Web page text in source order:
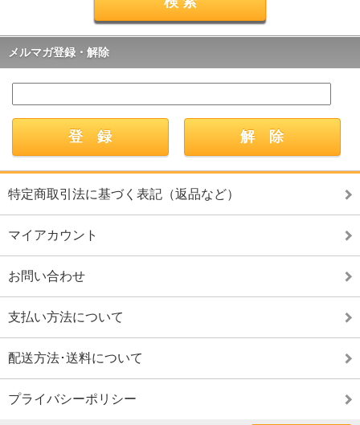
メルマガ登録・解除
特定商取引法に基づく表記（返品など）
マイアカウント
お問い合わせ
支払い方法について
配送方法･送料について
プライバシーポリシー